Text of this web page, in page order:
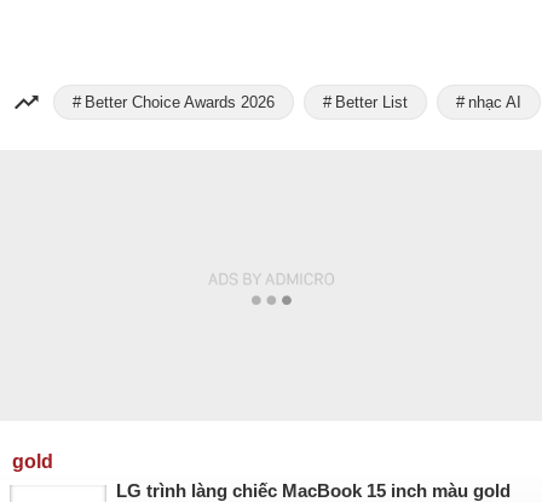
Better Choice Awards 2026 Better List nhạc AI
gold
LG trình làng chiếc MacBook 15 inch màu gold